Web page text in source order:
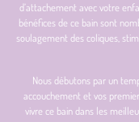
d’attachement avec votre
bénéfices de ce bain sont
soulagement des coliques,
Nous débutons par un
accouchement et vos
vivre ce bain dans les